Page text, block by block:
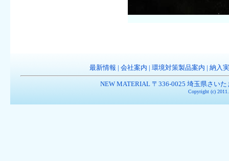
最新情報 会社案内 環境対策製品案内 納入
NEW MATERIAL 〒336-0025 埼玉県さい
Copyright (c)